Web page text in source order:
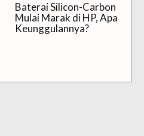
Baterai Silicon-Carbon
Mulai Marak di HP, Apa
Keunggulannya?